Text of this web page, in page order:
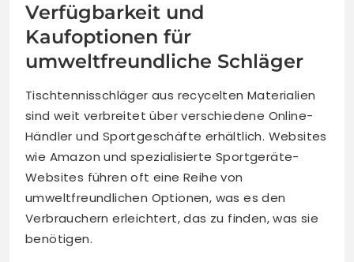
Verfügbarkeit und
Kaufoptionen für
umweltfreundliche Schläger
Tischtennisschläger aus recycelten Materialien
sind weit verbreitet über verschiedene Online-
Händler und Sportgeschäfte erhältlich. Websites
wie Amazon und spezialisierte Sportgeräte-
Websites führen oft eine Reihe von
umweltfreundlichen Optionen, was es den
Verbrauchern erleichtert, das zu finden, was sie
benötigen.